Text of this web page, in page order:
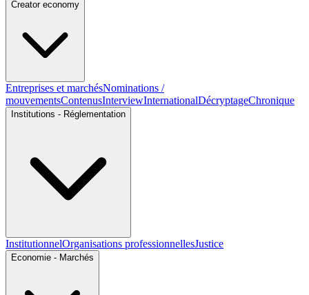
Creator economy
Entreprises et marchésNominations /
mouvementsContenusInterviewInternationalDécryptageChronique
Institutions - Réglementation
InstitutionnelOrganisations professionnellesJustice
Economie - Marchés